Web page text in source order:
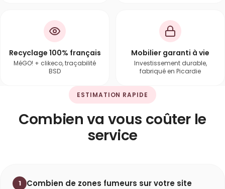
Recyclage 100% français
MéGO! + clikeco, traçabilité
BSD
Mobilier garanti à vie
Investissement durable,
fabriqué en Picardie
ESTIMATION RAPIDE
Combien va vous coûter le
service
1 Combien de zones fumeurs sur votre site